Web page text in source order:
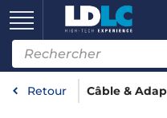
Retour Câble &